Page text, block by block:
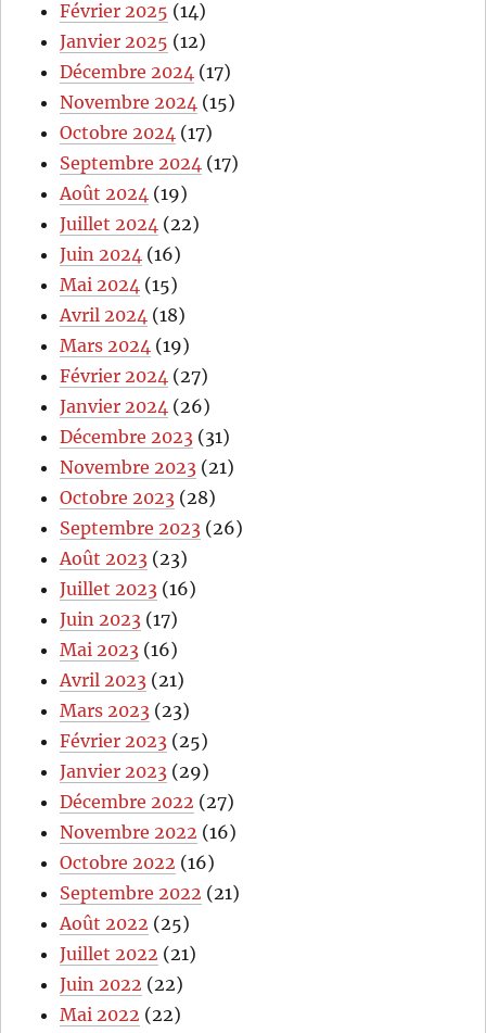
Février 2025 (14)
Janvier 2025 (12)
Décembre 2024 (17)
Novembre 2024 (15)
Octobre 2024 (17)
Septembre 2024 (17)
Août 2024 (19)
Juillet 2024 (22)
Juin 2024 (16)
Mai 2024 (15)
Avril 2024 (18)
Mars 2024 (19)
Février 2024 (27)
Janvier 2024 (26)
Décembre 2023 (31)
Novembre 2023 (21)
Octobre 2023 (28)
Septembre 2023 (26)
Août 2023 (23)
Juillet 2023 (16)
Juin 2023 (17)
Mai 2023 (16)
Avril 2023 (21)
Mars 2023 (23)
Février 2023 (25)
Janvier 2023 (29)
Décembre 2022 (27)
Novembre 2022 (16)
Octobre 2022 (16)
Septembre 2022 (21)
Août 2022 (25)
Juillet 2022 (21)
Juin 2022 (22)
Mai 2022 (22)